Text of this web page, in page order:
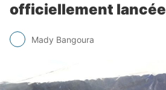
officiellement lancée
Mady Bangoura